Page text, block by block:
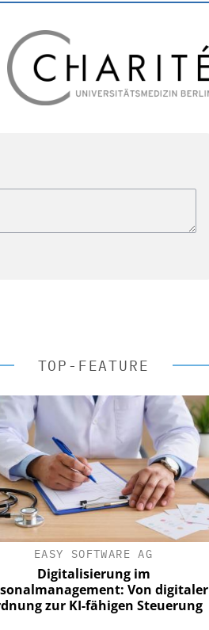
TOP-FEATURE
EASY SOFTWARE AG
Digitalisierung im
Von digitaler
zur KI-fähigen Steuerung